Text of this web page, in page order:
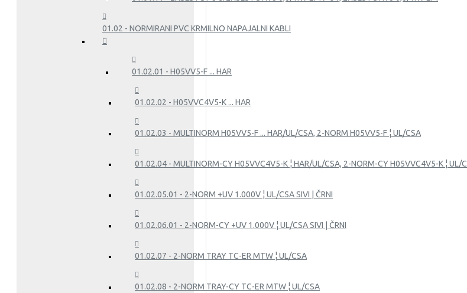
01.02 - NORMIRANI PVC KRMILNO NAPAJALNI KABLI
01.02.01 - H05VV5-F ... HAR
01.02.02 - H05VVC4V5-K ... HAR
01.02.03 - MULTINORM H05VV5-F ... HAR/UL/CSA, 2-NORM H05VV5-F ¦ UL/CSA
01.02.04 - MULTINORM-CY H05VVC4V5-K ¦ HAR/UL/CSA, 2-NORM-CY H05VVC4V5-K ¦ UL/C
01.02.05.01 - 2-NORM +UV 1.000V ¦ UL/CSA SIVI | ČRNI
01.02.06.01 - 2-NORM-CY +UV 1.000V ¦ UL/CSA SIVI | ČRNI
01.02.07 - 2-NORM TRAY TC-ER MTW ¦ UL/CSA
01.02.08 - 2-NORM TRAY-CY TC-ER MTW ¦ UL/CSA